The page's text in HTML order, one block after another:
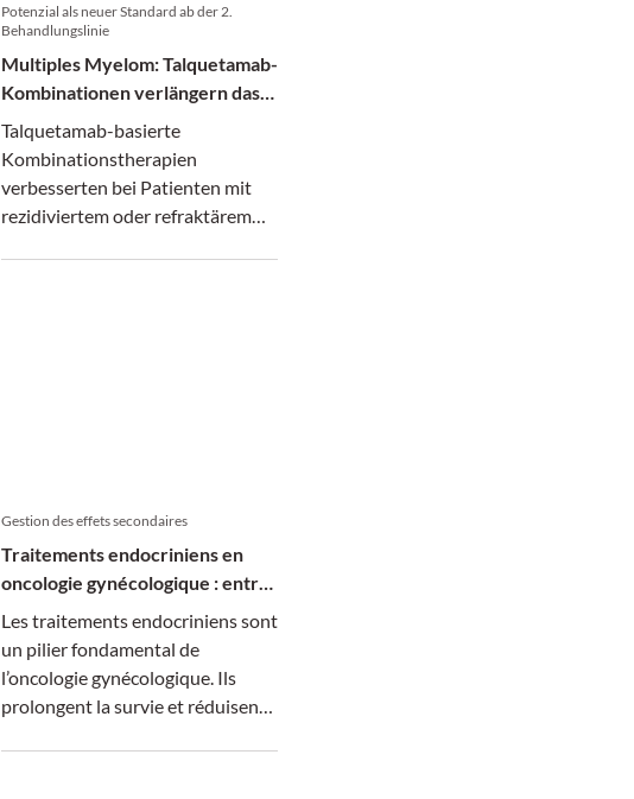
Potenzial als neuer Standard ab der 2.
Behandlungslinie
Multiples Myelom: Talquetamab-
Kombinationen verlängern das
Überleben
Talquetamab-basierte
Kombinationstherapien
verbesserten bei Patienten mit
rezidiviertem oder refraktärem
Gestion des effets secondaires
Traitements endocriniens en
oncologie gynécologique : entre
efficacité et qualité de vie
Les traitements endocriniens sont
un pilier fondamental de
l’oncologie gynécologique. Ils
prolongent la survie et réduisent